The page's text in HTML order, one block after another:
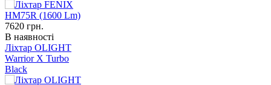
7620 грн.
В наявності
Ліхтар OLIGHT
Warrior X Turbo
Black